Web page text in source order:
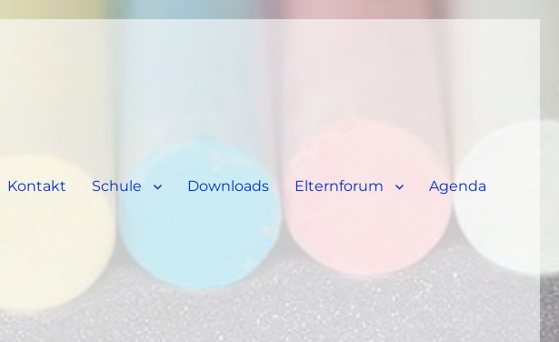
Kontakt Schule Downloads Elternforum Agenda